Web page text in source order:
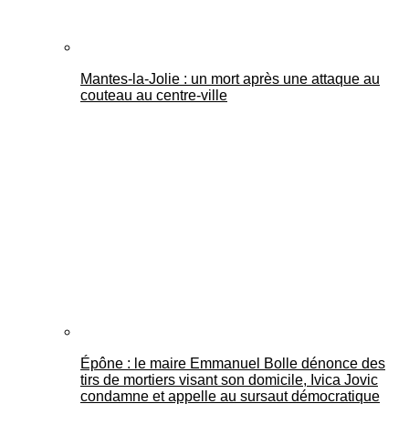
Mantes-la-Jolie : un mort après une attaque au
couteau au centre-ville
Épône : le maire Emmanuel Bolle dénonce des
tirs de mortiers visant son domicile, Ivica Jovic
condamne et appelle au sursaut démocratique